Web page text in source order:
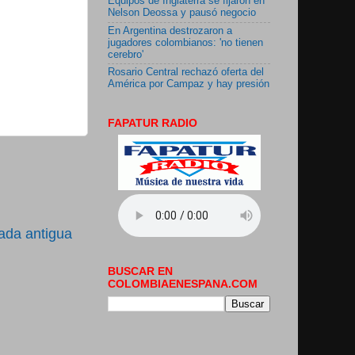
antigua
Nelson Deossa y pausó negocio
En Argentina destrozaron a
jugadores colombianos: 'no tienen
cerebro'
Rosario Central rechazó oferta del
América por Campaz y hay presión
FAPATUR RADIO
BUSCAR EN
COLOMBIAENESPANA.COM